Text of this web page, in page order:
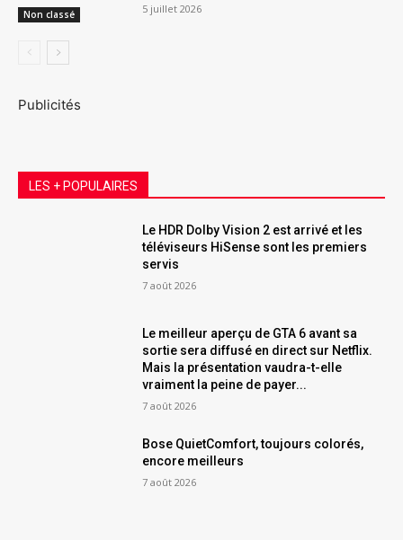
Non classé 5 juillet 2026
Publicités
LES + POPULAIRES
Le HDR Dolby Vision 2 est arrivé et les
téléviseurs HiSense sont les premiers
servis
7 août 2026
Le meilleur aperçu de GTA 6 avant sa
sortie sera diffusé en direct sur Netflix.
Mais la présentation vaudra-t-elle
vraiment la peine de payer...
7 août 2026
Bose QuietComfort, toujours colorés,
encore meilleurs
7 août 2026